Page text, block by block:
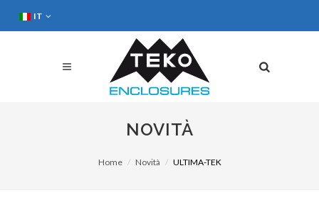
IT
NOVITÀ
Home Novità ULTIMA-TEK